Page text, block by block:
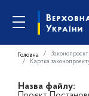
Головна
Картка
Назва файлу: